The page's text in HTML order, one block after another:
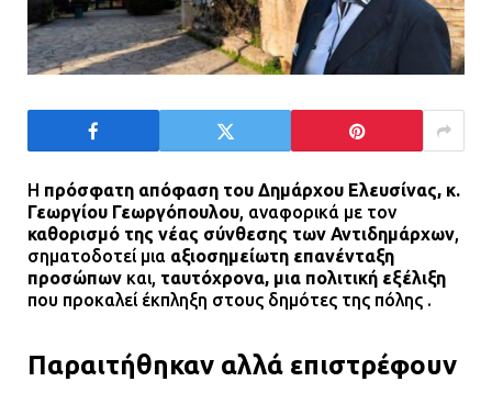
Τροχαίο στην Πειραιώς: ΙΧ
συγκρούστηκε με φορτηγό – Ένας
τραυματίας και κυκλοφοριακό χάος
τζαμαρία και μπήκε μέσα σε μαγαζί
13.07.2026 | 21:32
Η Οινόη αποκτά μια νέα, σύγχρονη
13.07.2026 | 21:21
Η πρόσφατη απόφαση του Δημάρχου Ελευσίνας, κ.
Γεωργίου Γεωργόπουλου, αναφορικά με τον
καθορισμό της νέας σύνθεσης των Αντιδημάρχων,
σηματοδοτεί μια αξιοσημείωτη επανένταξη
προσώπων και, ταυτόχρονα, μια πολιτική εξέλιξη
που προκαλεί έκπληξη στους δημότες της πόλης .
Παραιτήθηκαν αλλά επιστρέφουν